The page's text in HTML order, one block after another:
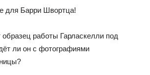
для Барри Швортца!
работы Гарласкелли под
ли он с фотографиями